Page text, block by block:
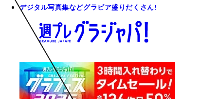
デジタル写真集などグラビア盛りだくさん!